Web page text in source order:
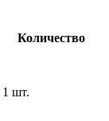
Количество
1 шт.